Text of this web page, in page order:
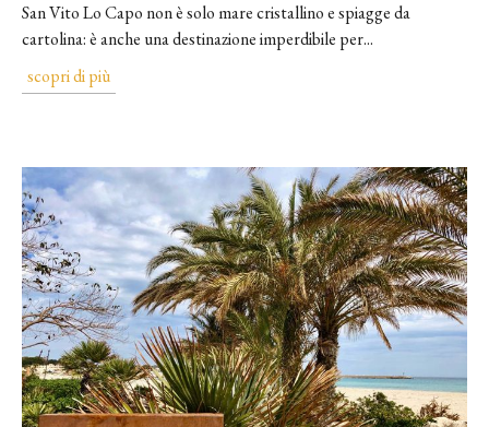
San Vito Lo Capo non è solo mare cristallino e spiagge da
cartolina: è anche una destinazione imperdibile per...
scopri di più